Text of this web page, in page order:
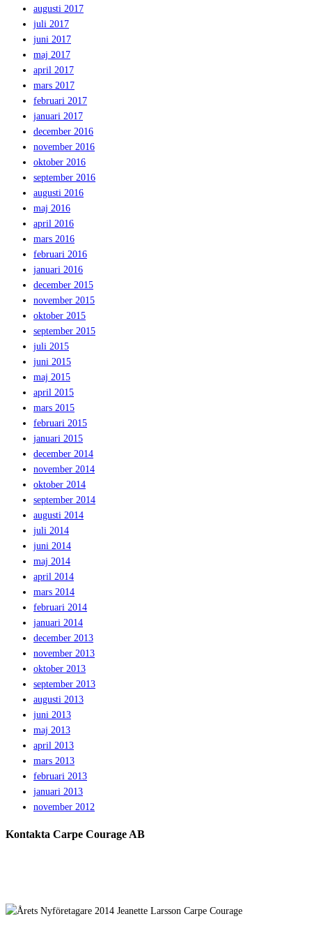
augusti 2017
juli 2017
juni 2017
maj 2017
april 2017
mars 2017
februari 2017
januari 2017
december 2016
november 2016
oktober 2016
september 2016
augusti 2016
maj 2016
april 2016
mars 2016
februari 2016
januari 2016
december 2015
november 2015
oktober 2015
september 2015
juli 2015
juni 2015
maj 2015
april 2015
mars 2015
februari 2015
januari 2015
december 2014
november 2014
oktober 2014
september 2014
augusti 2014
juli 2014
juni 2014
maj 2014
april 2014
mars 2014
februari 2014
januari 2014
december 2013
november 2013
oktober 2013
september 2013
augusti 2013
juni 2013
maj 2013
april 2013
mars 2013
februari 2013
januari 2013
november 2012
Kontakta Carpe Courage AB